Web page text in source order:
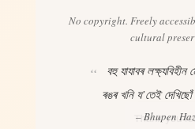
No copyright. Freely
cultural
বহু যাযাবৰ
ৰঙৰ খনি য’তেই
– Bhupen